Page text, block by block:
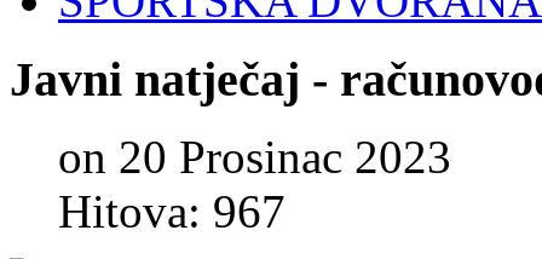
Javni natječaj -
on 20 Prosinac 2023
Hitova: 967